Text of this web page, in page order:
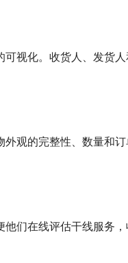
视化。收货人、发货
观的完整性、数量和
们在线评估干线服务